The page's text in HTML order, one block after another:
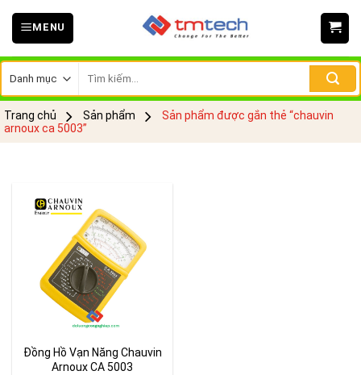
Skip
MENU
kiếm:
Trang chủ Sản phẩm
Sản phẩm được gắn thẻ “chauvin
arnoux ca 5003”
Đồng Hồ Vạn Năng Chauvin
Arnoux CA 5003